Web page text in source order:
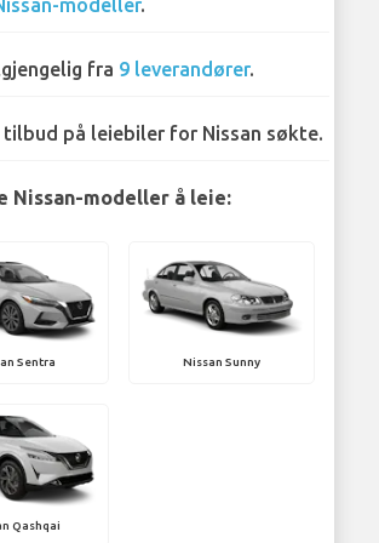
modeller.
fra 9 leverandører.
tilbud på leiebiler for Nissan søkte.
Nissan-modeller å leie:
Sentra Nissan Sunny
Qashqai